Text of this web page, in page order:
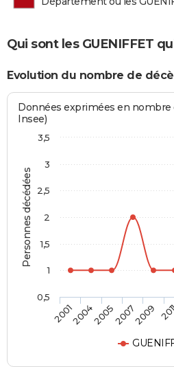
Qui sont les GUENIFFET
Evolution du nombre de
Personnes décédées
Données exprimées en nombre
Insee)
20012004200520072009
0,5
1
1,5
2
2,5
3
3,5